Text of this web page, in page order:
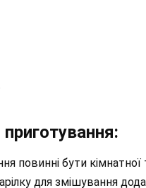
повинні бути
для змішування